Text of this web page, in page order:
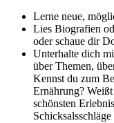
Lerne neue,
Lies Biografien
oder schaue dir
Unterhalte dich
über Themen,
Kennst du zum
Ernährung?
schönsten